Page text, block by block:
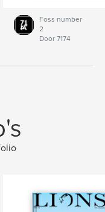
Foss number
2
Door 7174